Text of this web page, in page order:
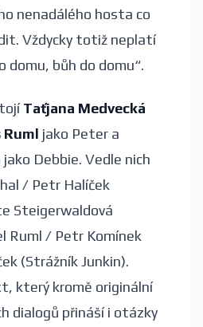
nenadálého hosta co
Vždycky totiž neplatí
domu, bůh do domu“.
Taťjana Medvecká
jako Peter a
jako Debbie. Vedle nich
/ Petr Halíček
Steigerwaldová
Ruml / Petr Komínek
(Strážník Junkin).
který kromě originální
dialogů přináší i otázky